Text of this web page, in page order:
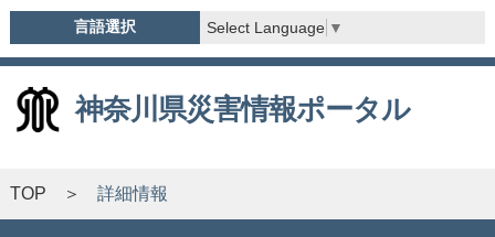
言語選択 Select Language ▼
神奈川県災害情報ポータル
TOP 詳細情報